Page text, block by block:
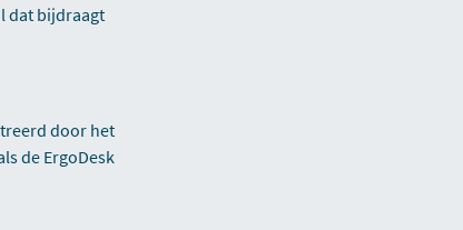
dat bijdraagt
door het
de ErgoDesk